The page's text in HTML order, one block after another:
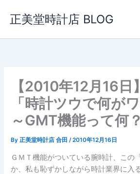
ス
正美堂時計店 BLOG
【2010年12月16日
「時計ツウで何が
～GMT機能って何
By正美堂時計店 合田/2010年12月16日
ＧＭＴ機能がついている腕時計、この
か、私も恥ずかしながら時計業界に入